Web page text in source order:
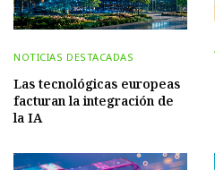
NOTICIAS DESTACADAS
Las tecnológicas europeas
facturan la integración de
la IA